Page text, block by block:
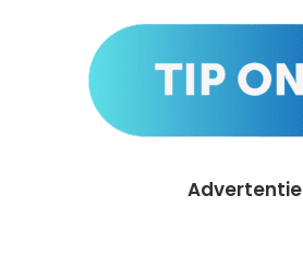
Advertentie